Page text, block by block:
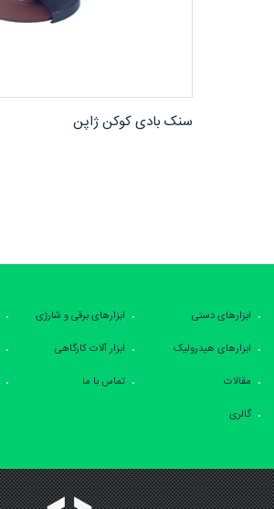
مشاهده محصولسنک بادی کوکن ژاپن
ابزارهای دستی ابزارهای برقی و شارژی
ابزارهای هیدرولیک
ابزار آلات کارگاهی
مقالات
تماس با ما
گالری